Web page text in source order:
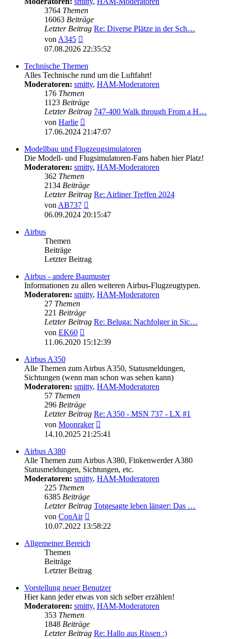
3764 Themen
16063 Beiträge
Letzter Beitrag Re: Diverse Plätze in der Sch…
vonA345
Beitrag
07.08.2026 22:35:52
Technische Themen
Alles Technische rund um die Luftfahrt!
Moderatoren: smitty, HAM-Moderatoren
176 Themen
1123 Beiträge
Letzter Beitrag 747-400 Walk through From a H…
von Harlie
Beitrag
17.06.2024 21:47:07
Modellbau und Flugzeugsimulatoren
Die Modell- und Flugsimulatoren-Fans haben hier Platz!
Moderatoren: smitty, HAM-Moderatoren
362 Themen
2134 Beiträge
Letzter Beitrag Re: Airliner Treffen 2024
vonAB737
Beitrag
06.09.2024 20:15:47
Airbus
Themen
Beiträge
Letzter Beitrag
Airbus - andere Baumuster
Informationen zu allen weiteren Airbus-Flugzeugtypen.
Moderatoren: smitty, HAM-Moderatoren
27 Themen
221 Beiträge
Letzter Beitrag Re: Beluga: Nachfolger in Sic…
von EK60
Beitrag
11.06.2020 15:12:39
Airbus A350
Alle Themen zum Airbus A350, Statusmeldungen,
Sichtungen (wenn man schon was sehen kann)
Moderatoren: smitty, HAM-Moderatoren
57 Themen
296 Beiträge
Letzter Beitrag Re: A350 - MSN 737 - LX #1
von Moonraker
Beitrag
14.10.2025 21:25:41
Airbus A380
Alle Themen zum Airbus A380, Finkenwerder A380
Statusmeldungen, Sichtungen, etc.
Moderatoren: smitty, HAM-Moderatoren
225 Themen
6385 Beiträge
Letzter Beitrag Totgesagte leben länger: Das …
von ConAir
Beitrag
10.07.2022 13:58:22
Allgemeiner Bereich
Themen
Beiträge
Letzter Beitrag
Vorstellung neuer Benutzer
Hier kann jeder etwas von sich selber erzählen!
Moderatoren: smitty, HAM-Moderatoren
353 Themen
1848 Beiträge
Letzter Beitrag Re: Hallo aus Rissen :)